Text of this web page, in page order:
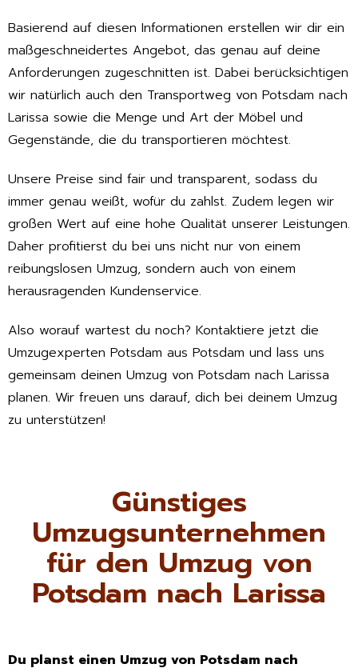
Basierend auf diesen Informationen erstellen wir dir ein
maßgeschneidertes Angebot, das genau auf deine
Anforderungen zugeschnitten ist. Dabei berücksichtigen
wir natürlich auch den Transportweg von Potsdam nach
Larissa sowie die Menge und Art der Möbel und
Gegenstände, die du transportieren möchtest.
Unsere Preise sind fair und transparent, sodass du
immer genau weißt, wofür du zahlst. Zudem legen wir
großen Wert auf eine hohe Qualität unserer Leistungen.
Daher profitierst du bei uns nicht nur von einem
reibungslosen Umzug, sondern auch von einem
herausragenden Kundenservice.
Also worauf wartest du noch? Kontaktiere jetzt die
Umzugexperten Potsdam aus Potsdam und lass uns
gemeinsam deinen Umzug von Potsdam nach Larissa
planen. Wir freuen uns darauf, dich bei deinem Umzug
zu unterstützen!
Günstiges
Umzugsunternehmen
für den Umzug von
Potsdam nach Larissa
Du planst einen Umzug von Potsdam nach